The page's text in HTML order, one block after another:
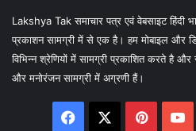
Lakshya Tak समाचार पत्र एवं वेबसाइट हिंदी
प्रकाशन सामग्री में से एक है। हम मोबाइल और
विभिन्न श्रेणियों में सामग्री प्रकाशित करते है और
और मनोरंजन सामग्री में अग्रणी हैं।
Facebook